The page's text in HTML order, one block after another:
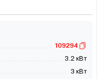
109294
3.2 кВт
3 кВт